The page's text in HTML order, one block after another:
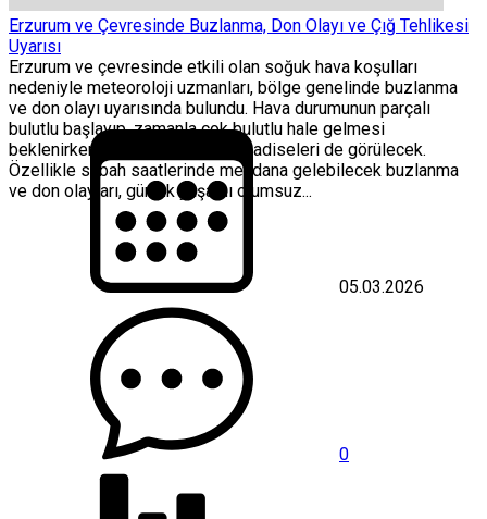
Erzurum ve Çevresinde Buzlanma, Don Olayı ve Çığ Tehlikesi
Uyarısı
Erzurum ve çevresinde etkili olan soğuk hava koşulları
nedeniyle meteoroloji uzmanları, bölge genelinde buzlanma
ve don olayı uyarısında bulundu. Hava durumunun parçalı
bulutlu başlayıp, zamanla çok bulutlu hale gelmesi
beklenirken, yer yer sis ve pus hadiseleri de görülecek.
Özellikle sabah saatlerinde meydana gelebilecek buzlanma
ve don olayları, günlük yaşamı olumsuz...
05.03.2026
0